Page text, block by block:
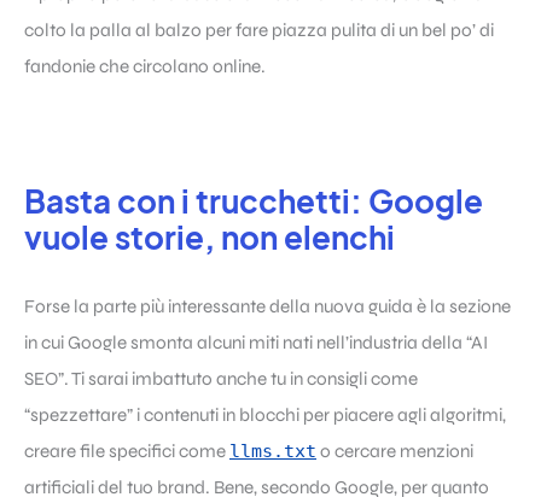
colto la palla al balzo per fare piazza pulita di un bel po’ di
fandonie che circolano online.
Basta con i trucchetti: Google
vuole storie, non elenchi
Forse la parte più interessante della nuova guida è la sezione
in cui Google smonta alcuni miti nati nell’industria della “AI
SEO”. Ti sarai imbattuto anche tu in consigli come
“spezzettare” i contenuti in blocchi per piacere agli algoritmi,
creare file specifici come llms.txt o cercare menzioni
artificiali del tuo brand. Bene, secondo Google, per quanto